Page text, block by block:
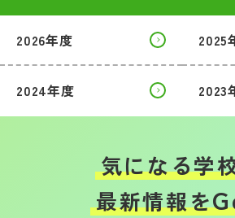
2026年度 2025
2024年度 2023
気になる学
最新情報を